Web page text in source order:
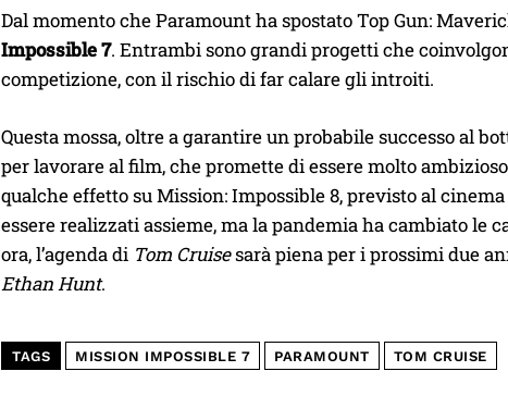
Dal momento che Paramount ha spostato Top Gun:
Impossible 7. Entrambi sono grandi progetti che
competizione, con il rischio di far calare gli introiti.
Questa mossa, oltre a garantire un probabile successo al
per lavorare al film, che promette di essere molto
qualche effetto su Mission: Impossible 8, previsto al
essere realizzati assieme, ma la pandemia ha cambiato le
ora, l’agenda di Tom Cruisesarà piena per i prossimi due
Ethan Hunt.
TAGS MISSION IMPOSSIBLE 7 PARAMOUNT TOM CRUISE